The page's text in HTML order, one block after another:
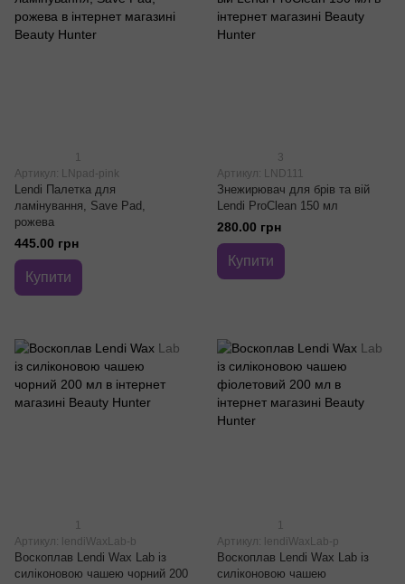
1
Артикул: LNpad-pink
Lendi Палетка для
ламінування, Save Pad,
рожева
445.00 грн
Купити
3
Артикул: LND111
Знежирювач для брів та вій
Lendi ProClean 150 мл
280.00 грн
Купити
1
Артикул: lendiWaxLab-b
Воскоплав Lendi Wax Lab із
силіконовою чашею чорний 200
1
Артикул: lendiWaxLab-p
Воскоплав Lendi Wax Lab із
силіконовою чашею